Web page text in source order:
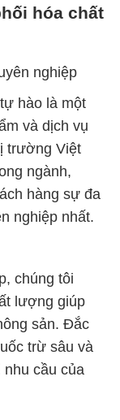
hóa chất
nghiệp
hào là một
và dịch vụ
trường Việt
ngành,
hàng sự đa
nghiệp nhất.
chúng tôi
lượng giúp
sản. Đắc
trừ sâu và
nhu cầu của